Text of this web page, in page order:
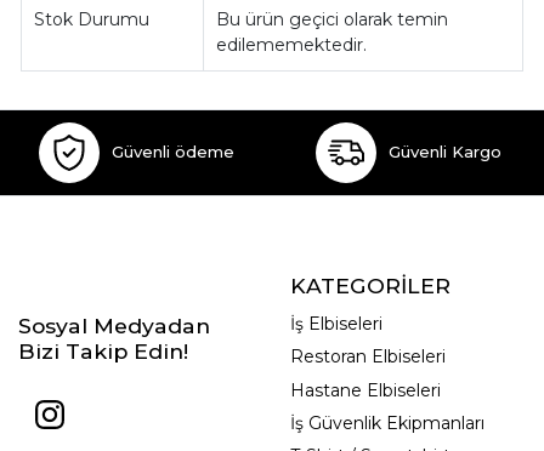
Stok Durumu
Bu ürün geçici olarak temin
edilememektedir.
Güvenli ödeme Güvenli Kargo
Sosyal Medyadan
Bizi Takip Edin!
KATEGORİLER
İş Elbiseleri
Restoran Elbiseleri
Hastane Elbiseleri
İş Güvenlik Ekipmanları